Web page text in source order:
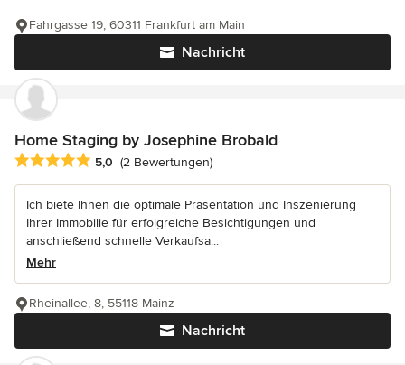
Nachricht
Fahrgasse 19, 60311 Frankfurt am Main
Home Staging by Josephine Brobald
Durchschnittliche Bewertung: 5 von 5 Sternen
5,0 (2 Bewertungen)
Ich biete Ihnen die optimale Präsentation und Inszenierung
Ihrer Immobilie für erfolgreiche Besichtigungen und
anschließend schnelle Verkaufsa...
Mehr
Nachricht
Rheinallee, 8, 55118 Mainz